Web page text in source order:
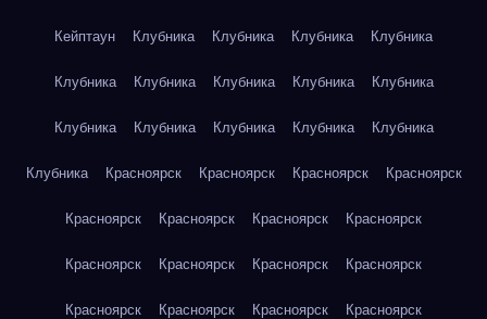
Кейптаун Клубника Клубника Клубника Клубника
Клубника Клубника Клубника Клубника Клубника
Клубника Клубника Клубника Клубника Клубника
Клубника Красноярск Красноярск Красноярск Красноярск
Красноярск Красноярск Красноярск Красноярск
Красноярск Красноярск Красноярск Красноярск
Красноярск Красноярск Красноярск Красноярск